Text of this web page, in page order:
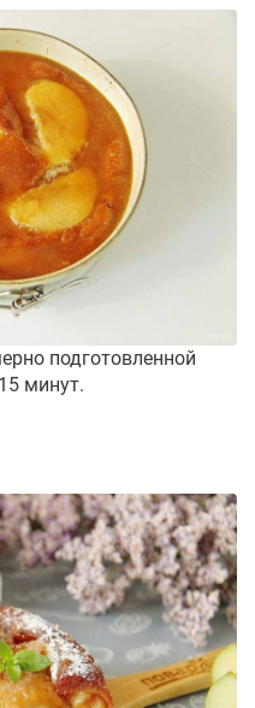
подготовленной
минут.